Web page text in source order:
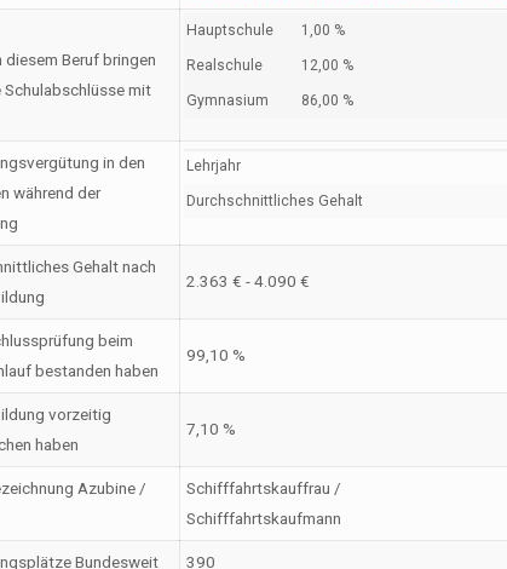
diesem Beruf bringen
mit
Hauptschule 1,00 %
Realschule 12,00 %
Gymnasium 86,00 %
in den
während der
Lehrjahr
Durchschnittliches Gehalt
Gehalt nach
2.363 € - 4.090 €
beim
bestanden haben
99,10 %
vorzeitig
haben
7,10 %
Azubine /
Schifffahrtskauffrau /
Schifffahrtskaufmann
Bundesweit 390